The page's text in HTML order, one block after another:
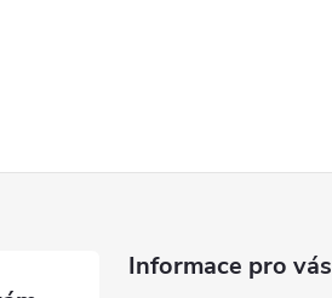
Informace pro vás